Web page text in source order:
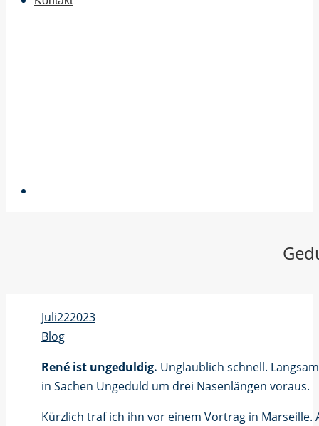
Juli222023
Blog
René ist ungeduldig. Unglaublich schnell.
in Sachen Ungeduld um drei Nasenlängen voraus.
Kürzlich traf ich ihn vor einem Vortrag in